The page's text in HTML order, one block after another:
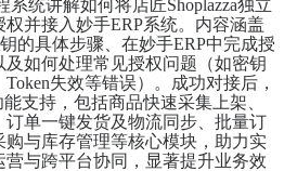
统讲解如何将店匠Shoplazza独立
并接入妙手ERP系统。内容涵盖
的具体步骤、在妙手ERP中完成授
如何处理常见授权问题（如密钥
失效等错误）。成功对接后，
支持，包括商品快速采集上架、
订单一键发货及物流同步、批量订
与库存管理等核心模块，助力实
与跨平台协同，显著提升业务效